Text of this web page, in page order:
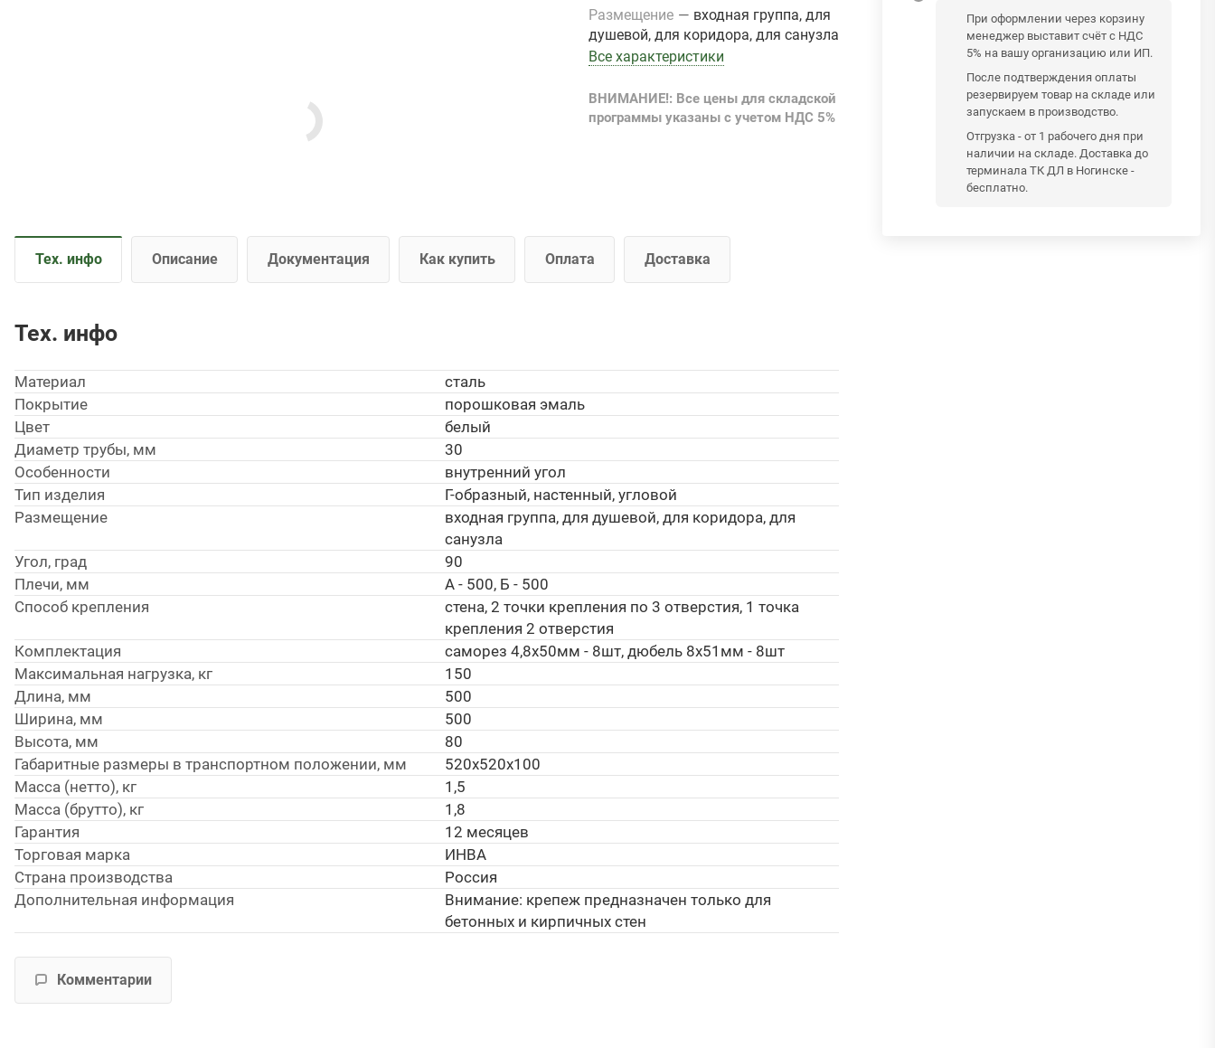
При оформлении через корзину
менеджер выставит счёт с НДС
5% на вашу организацию или ИП.
После подтверждения оплаты
резервируем товар на складе или
запускаем в производство.
Отгрузка - от 1 рабочего дня при
наличии на складе. Доставка до
терминала ТК ДЛ в Ногинске -
бесплатно.
Размещение — входная группа, для
душевой, для коридора, для санузла
Все характеристики
ВНИМАНИЕ!: Все цены для складской
программы указаны с учетом НДС 5%
Тех. инфо Описание Документация Как купить Оплата Доставка
Тех. инфо
Материал
сталь
Покрытие
порошковая эмаль
Цвет
белый
Диаметр трубы, мм
30
Особенности
внутренний угол
Тип изделия
Г-образный, настенный, угловой
Размещение
входная группа, для душевой, для коридора, для
санузла
Угол, град
90
Плечи, мм
А - 500, Б - 500
Способ крепления
стена, 2 точки крепления по 3 отверстия, 1 точка
крепления 2 отверстия
Комплектация
саморез 4,8х50мм - 8шт, дюбель 8х51мм - 8шт
Максимальная нагрузка, кг
150
Длина, мм
500
Ширина, мм
500
Высота, мм
80
Габаритные размеры в транспортном положении, мм
520х520х100
Масса (нетто), кг
1,5
Масса (брутто), кг
1,8
Гарантия
12 месяцев
Торговая марка
ИНВА
Страна производства
Россия
Дополнительная информация
Внимание: крепеж предназначен только для
бетонных и кирпичных стен
Комментарии